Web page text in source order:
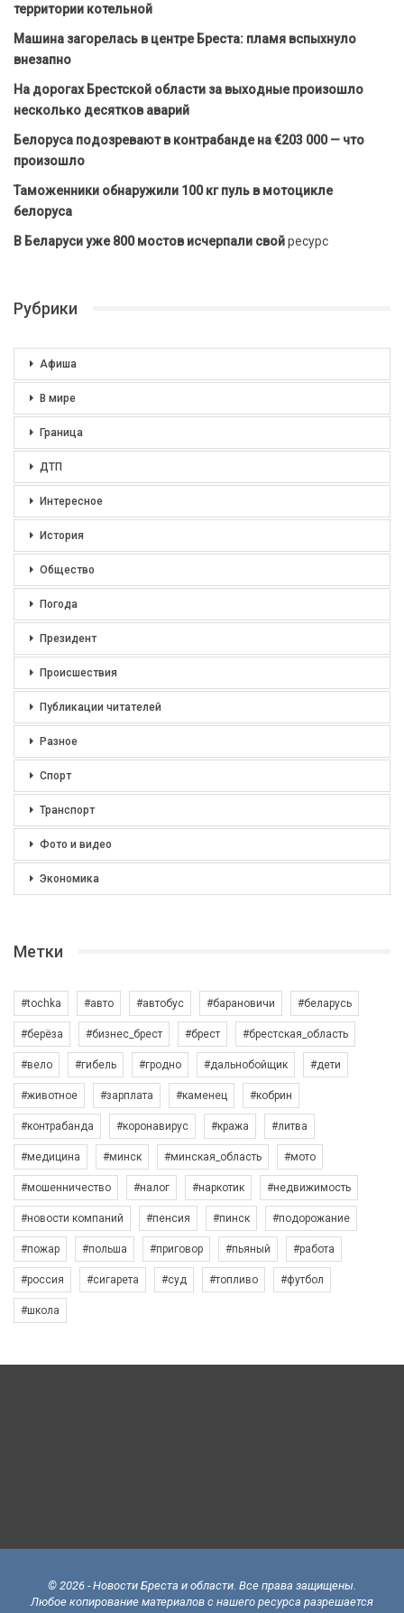
территории котельной
Машина загорелась в центре Бреста: пламя вспыхнуло
внезапно
На дорогах Брестской области за выходные произошло
несколько десятков аварий
Белоруса подозревают в контрабанде на €203 000 — что
произошло
Таможенники обнаружили 100 кг пуль в мотоцикле
белоруса
В Беларуси уже 800 мостов исчерпали свойресурс
Рубрики
Афиша
В мире
Граница
ДТП
Интересное
История
Общество
Погода
Президент
Происшествия
Публикации читателей
Разное
Спорт
Транспорт
Фото и видео
Экономика
Метки
#tochka #авто #автобус #барановичи #беларусь
#берёза #бизнес_брест #брест #брестская_область
#вело #гибель #гродно #дальнобойщик #дети
#животное #зарплата #каменец #кобрин
#контрабанда #коронавирус #кража #литва
#медицина #минск #минская_область #мото
#мошенничество #налог #наркотик #недвижимость
#новости компаний #пенсия #пинск #подорожание
#пожар #польша #приговор #пьяный #работа
#россия #сигарета #суд #топливо #футбол
#школа
© 2026 - Новости Бреста и области. Все права защищены.
Любое копирование материалов с нашего ресурса разрешается